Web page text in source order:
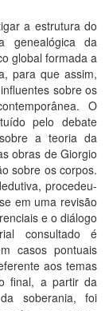
a estrutura do
genealógica da
global formada a
para que assim,
sobre os
O
pelo debate
a teoria da
obras de Giorgio
sobre os corpos.
procedeu-
em uma revisão
e o diálogo
consultado é
casos pontuais
aos temas
final, a partir da
soberania, foi